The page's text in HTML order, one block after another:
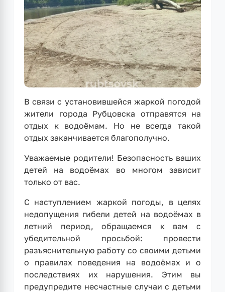
В связи с установившейся жаркой погодой
жители города Рубцовска отправятся на
отдых к водоёмам. Но не всегда такой
отдых заканчивается благополучно.
Уважаемые родители! Безопасность ваших
детей на водоёмах во многом зависит
только от вас.
С наступлением жаркой погоды, в целях
недопущения гибели детей на водоёмах в
летний период, обращаемся к вам с
убедительной просьбой: провести
разъяснительную работу со своими детьми
о правилах поведения на водоёмах и о
последствиях их нарушения. Этим вы
предупредите несчастные случаи с детьми